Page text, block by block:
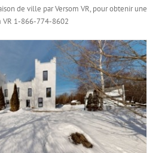
de ville par Versom VR, pour obtenir une
VR 1-866-774-8602